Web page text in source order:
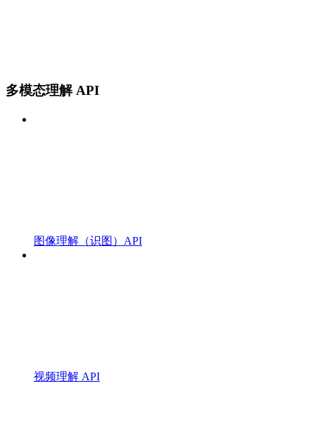
多模态理解 API
图像理解（识图）API
视频理解 API